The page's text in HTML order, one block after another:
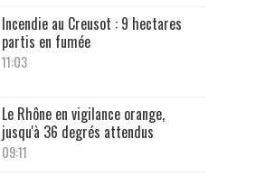
Incendie au Creusot : 9 hectares
partis en fumée
11:03
Le Rhône en vigilance orange,
jusqu'à 36 degrés attendus
09:11